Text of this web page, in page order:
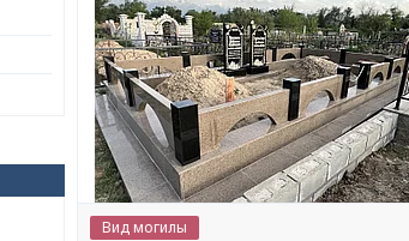
Вид могилы